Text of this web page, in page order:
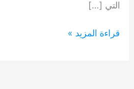
التي […]
تنظيف
قراءة المزيد »